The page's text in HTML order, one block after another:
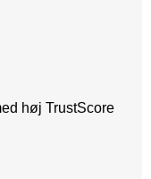
høj TrustScore